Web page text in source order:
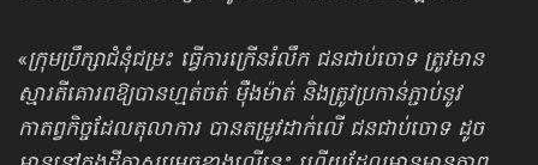
«ក្រុមប្រឹក្សាជំនុំជម្រះ ធ្វើការក្រើនរំលឹក ជនជាប់ចោទ ត្រូវមាន
ស្មារតីគោរព​ឱ្យបាន​ហ្មត់ចត់ ម៉ឺងម៉ាត់ និងត្រូវប្រកាន់ភ្ជាប់នូវ
កាតព្វកិច្ចដែលតុលាការ បានតម្រូវដាក់លើ ជនជាប់ចោទ ដូច